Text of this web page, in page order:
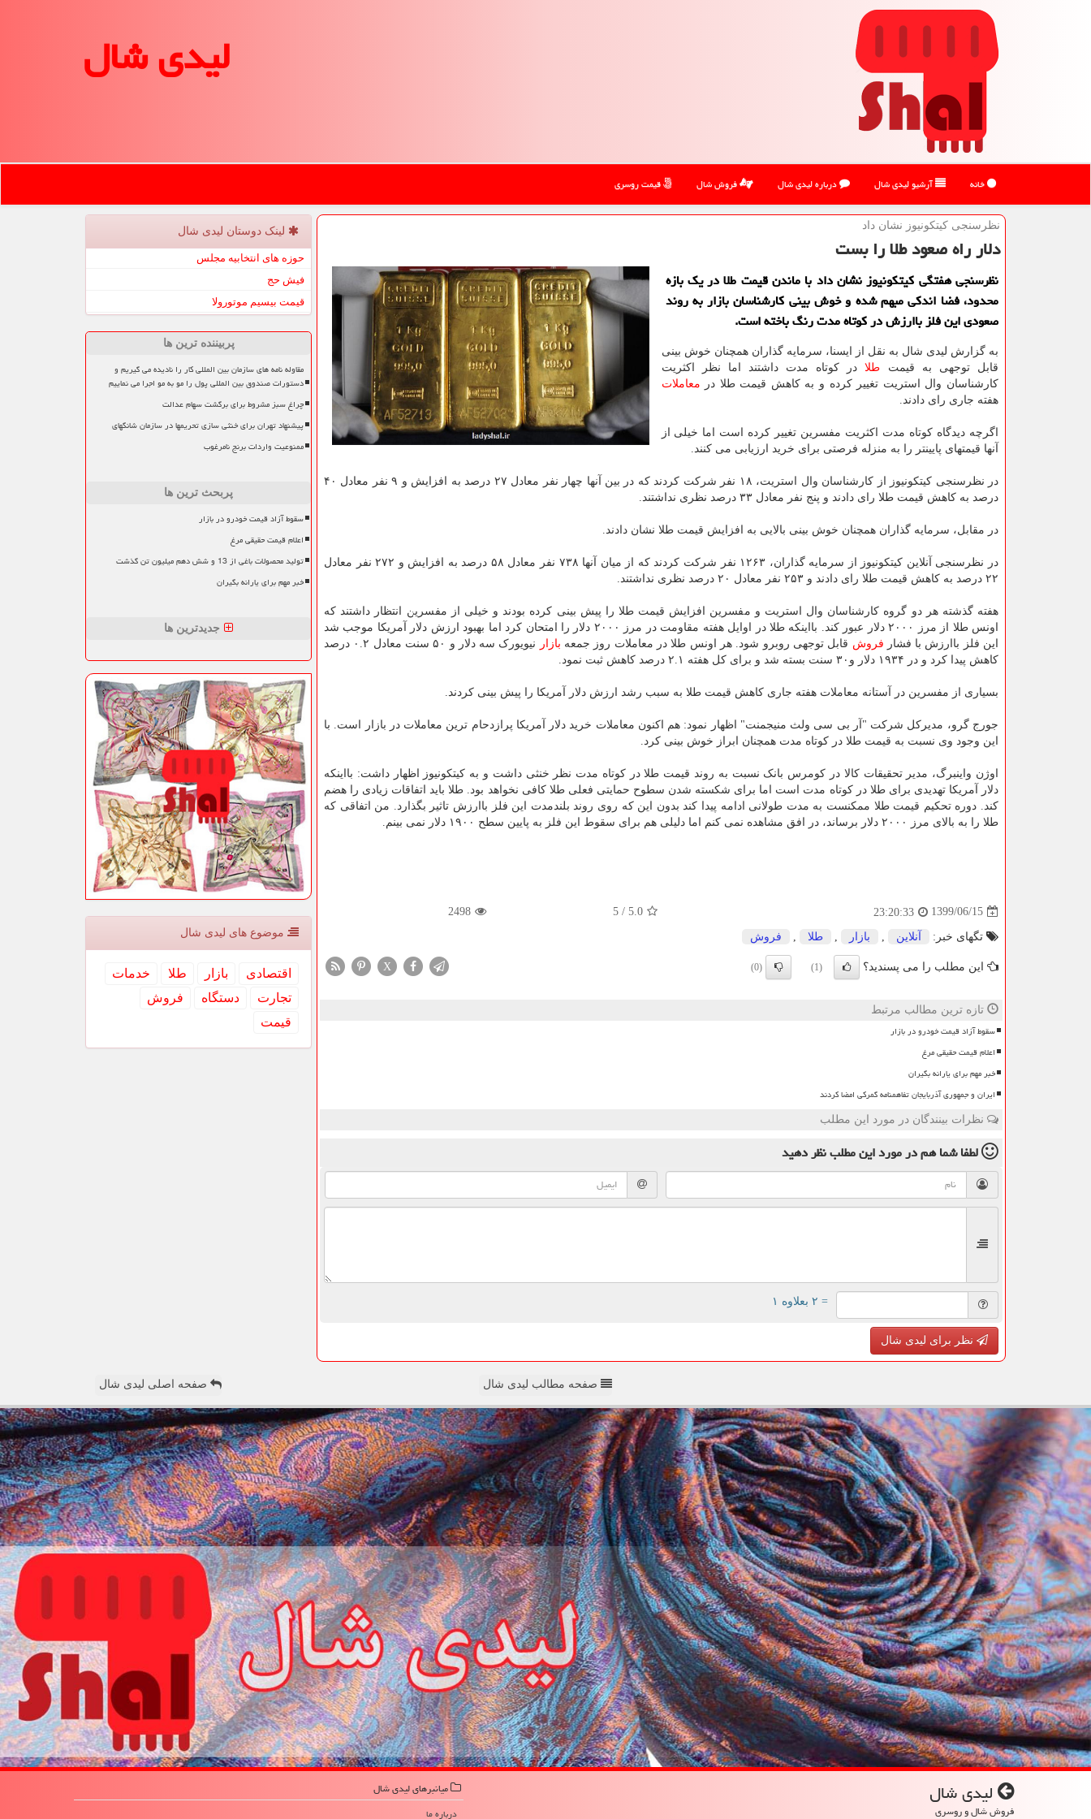
لیدی شال
خانه آرشیو لیدی شال درباره لیدی شال فروش شال قیمت روسری
نظرسنجی كیتكونیوز نشان داد
دلار راه صعود طلا را بست
نظرسنجی هفتگی كیتكونیوز نشان داد با ماندن قیمت طلا در یك بازه
محدود، فضا اندكی مبهم شده و خوش بینی كارشناسان بازار به روند
صعودی این فلز باارزش در كوتاه مدت رنگ باخته است.
به گزارش لیدی شال به نقل از ایسنا، سرمایه گذاران همچنان خوش بینی
قابل توجهی به قیمت طلادر کوتاه مدت داشتند اما نظر اکثریت
کارشناسان وال استریت تغییر کرده و به کاهش قیمت طلا در معاملات
هفته جاری رای دادند.
اگرچه دیدگاه کوتاه مدت اکثریت مفسرین تغییر کرده است اما خیلی از
آنها قیمتهای پایینتر را به منزله فرصتی برای خرید ارزیابی می کنند.
در نظرسنجی کیتکونیوز از کارشناسان وال استریت، ۱۸ نفر شرکت کردند که در بین آنها چهار نفر معادل ۲۷ درصد به افزایش و ۹ نفر معادل ۴۰
درصد به کاهش قیمت طلا رای دادند و پنج نفر معادل ۳۳ درصد نظری نداشتند.
در مقابل، سرمایه گذاران همچنان خوش بینی بالایی به افزایش قیمت طلا نشان دادند.
در نظرسنجی آنلاین کیتکونیوز از سرمایه گذاران، ۱۲۶۳ نفر شرکت کردند که از میان آنها ۷۳۸ نفر معادل ۵۸ درصد به افزایش و ۲۷۲ نفر معادل
۲۲ درصد به کاهش قیمت طلا رای دادند و ۲۵۳ نفر معادل ۲۰ درصد نظری نداشتند.
هفته گذشته هر دو گروه کارشناسان وال استریت و مفسرین افزایش قیمت طلا را پیش بینی کرده بودند و خیلی از مفسرین انتظار داشتند که
اونس طلا از مرز ۲۰۰۰ دلار عبور کند. بااینکه طلا در اوایل هفته مقاومت در مرز ۲۰۰۰ دلار را امتحان کرد اما بهبود ارزش دلار آمریکا موجب شد
این فلز باارزش با فشار فروش قابل توجهی روبرو شود. هر اونس طلا در معاملات روز جمعه بازار
نیویورک سه دلار و ۵۰ سنت معادل ۰.۲ درصد
کاهش پیدا کرد و در ۱۹۳۴ دلار و۳۰ سنت بسته شد و برای کل هفته ۲.۱ درصد کاهش ثبت نمود.
بسیاری از مفسرین در آستانه معاملات هفته جاری کاهش قیمت طلا به سبب رشد ارزش دلار آمریکا را پیش بینی کردند.
جورج گرو، مدیرکل شرکت "آر بی سی ولث منیجمنت" اظهار نمود: هم اکنون معاملات خرید دلار آمریکا پرازدحام ترین معاملات در بازار است. با
این وجود وی نسبت به قیمت طلا در کوتاه مدت همچنان ابراز خوش بینی کرد.
اوژن واینبرگ، مدیر تحقیقات کالا در کومرس بانک نسبت به روند قیمت طلا در کوتاه مدت نظر خنثی داشت و به کیتکونیوز اظهار داشت: بااینکه
دلار آمریکا تهدیدی برای طلا در کوتاه مدت است اما برای شکسته شدن سطوح حمایتی فعلی طلا کافی نخواهد بود. طلا باید اتفاقات زیادی را هضم
کند. دوره تحکیم قیمت طلا ممکنست به مدت طولانی ادامه پیدا کند بدون این که روی روند بلندمدت این فلز باارزش تاثیر بگذارد. من اتفاقی که
طلا را به بالای مرز ۲۰۰۰ دلار برساند، در افق مشاهده نمی کنم اما دلیلی هم برای سقوط این فلز به پایین سطح ۱۹۰۰ دلار نمی بینم.
1399/06/15
23:20:33
5.0
/
5
2498
تگهای خبر: آنلاین بازار طلا فروش
این مطلب را می پسندید؟ (1)
(0)
X
تازه ترین مطالب مرتبط
سقوط آزاد قیمت خودرو در بازار
اعلام قیمت حقیقی مرغ
خبر مهم برای یارانه بگیران
ایران و جمهوری آذربایجان تفاهمنامه گمرکی امضا کردند
نظرات بینندگان در مورد این مطلب
لطفا شما همدر مورد این مطلبنظر دهید
= ۲ بعلاوه ۱
نظر برای لیدی شال
لینک دوستان لیدی شال
حوزه های انتخابیه مجلس
فیش حج
قیمت بیسیم موتورولا
پربیننده ترین ها
مقاوله نامه های سازمان بین المللی کار را نادیده می گیریم و
دستورات صندوق بین المللی پول را مو به مو اجرا می نماییم
چراغ سبز مشروط برای برگشت سهام عدالت
پیشنهاد تهران برای خنثی سازی تحریمها در سازمان شانگهای
ممنوعیت واردات برنج نامرغوب
پربحث ترین ها
سقوط آزاد قیمت خودرو در بازار
اعلام قیمت حقیقی مرغ
تولید محصولات باغی از 13 و شش دهم میلیون تن گذشت
خبر مهم برای یارانه بگیران
جدیدترین ها
موضوع های لیدی شال
اقتصادی بازار طلا
خدمات
تجارت
دستگاه
فروش
قیمت
صفحه مطالب لیدی شال صفحه اصلی لیدی شال
لیدی شال
فروش شال و روسری
میانبرهای لیدی شال
درباره ما